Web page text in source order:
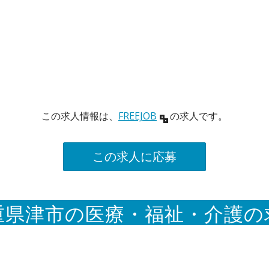
この求人情報は、 FREEJOB の求人です。
この求人に応募
津市の医療・福祉・介護